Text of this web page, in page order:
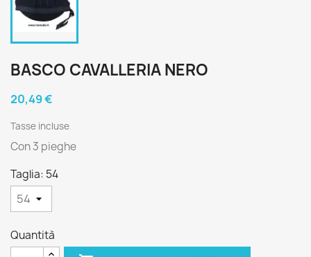
BASCO CAVALLERIA NERO
20,49 €
Tasse incluse
Con 3 pieghe
Taglia: 54
Quantità